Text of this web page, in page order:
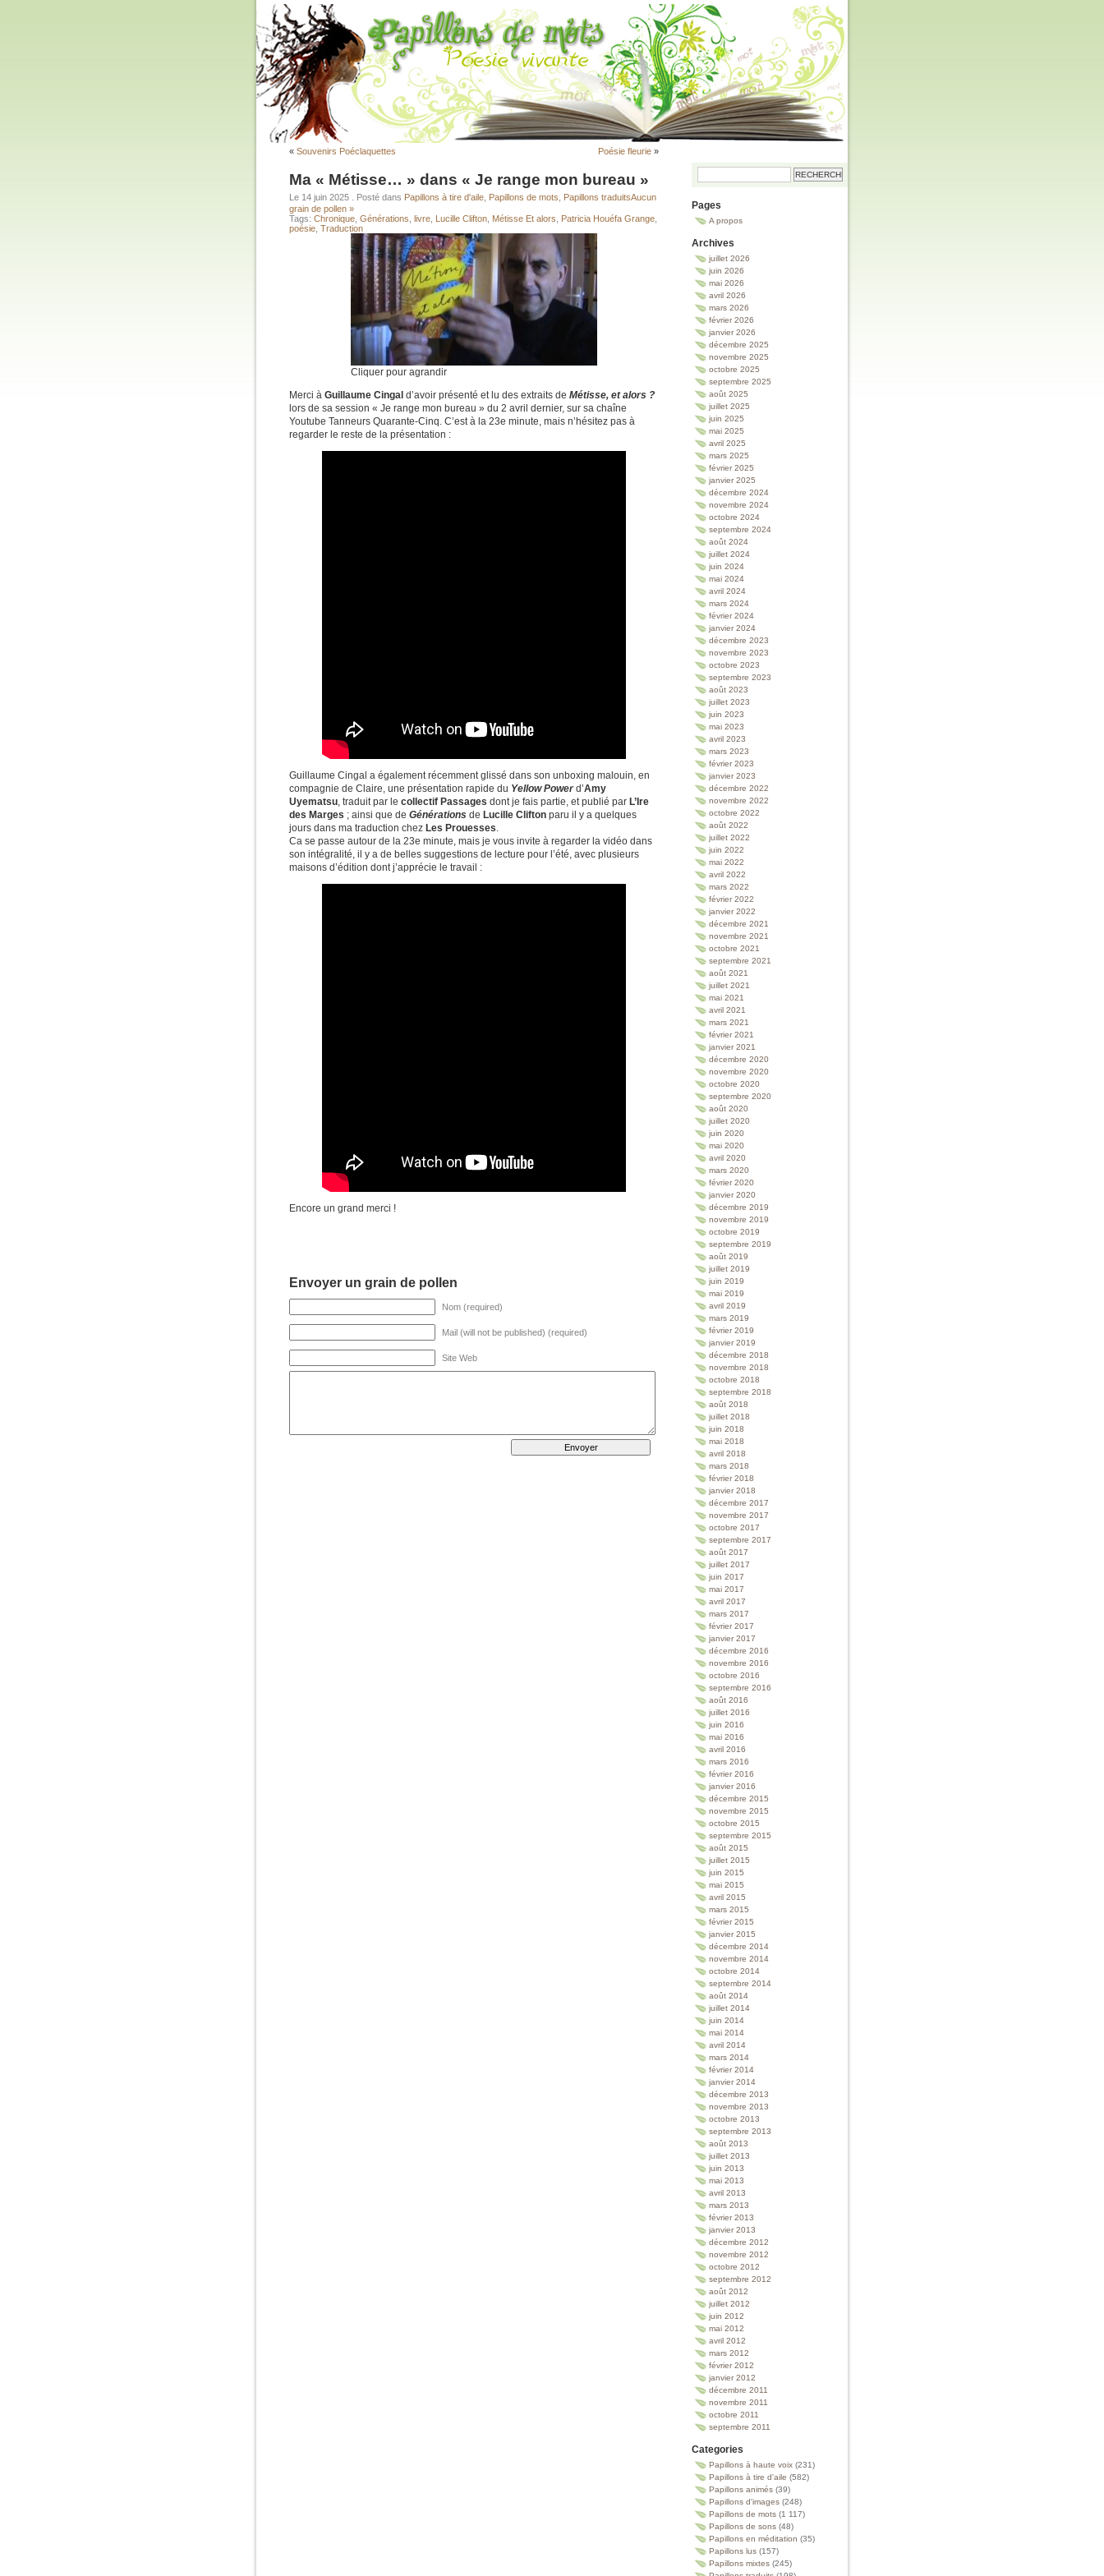
« Souvenirs Poéclaquettes Poésie fleurie »
Ma « Métisse… » dans « Je range mon bureau »
Le 14 juin 2025 . Posté dans Papillons à tire d'aile Papillons de mots Papillons traduitsAucun
grain de pollen »
Tags: Chronique Générations livre Lucille Clifton Métisse Et alors Patricia Houéfa Grange
poésie Traduction
Cliquer pour agrandir
Merci à Guillaume Cingal d’avoir présenté et lu des extraits de Métisse, et alors ?
lors de sa session « Je range mon bureau » du 2 avril dernier, sur sa chaîne
Youtube Tanneurs Quarante-Cinq. C’est à la 23e minute, mais n’hésitez pas à
regarder le reste de la présentation :
Guillaume Cingal a également récemment glissé dans son unboxing malouin, en
compagnie de Claire, une présentation rapide du Yellow Powerd’Amy
Uyematsu, traduit par le collectif Passages dont je fais partie, et publié par L’Ire
des Marges ; ainsi que de Générations de Lucille Clifton paru il y a quelques
jours dans ma traduction chez Les Prouesses.
Ca se passe autour de la 23e minute, mais je vous invite à regarder la vidéo dans
son intégralité, il y a de belles suggestions de lecture pour l’été, avec plusieurs
maisons d’édition dont j’apprécie le travail :
Encore un grand merci !
Envoyer un grain de pollen
Nom (required)
Mail (will not be published) (required)
Site Web
Pages
A propos
Archives
juillet 2026
juin 2026
mai 2026
avril 2026
mars 2026
février 2026
janvier 2026
décembre 2025
novembre 2025
octobre 2025
septembre 2025
août 2025
juillet 2025
juin 2025
mai 2025
avril 2025
mars 2025
février 2025
janvier 2025
décembre 2024
novembre 2024
octobre 2024
septembre 2024
août 2024
juillet 2024
juin 2024
mai 2024
avril 2024
mars 2024
février 2024
janvier 2024
décembre 2023
novembre 2023
octobre 2023
septembre 2023
août 2023
juillet 2023
juin 2023
mai 2023
avril 2023
mars 2023
février 2023
janvier 2023
décembre 2022
novembre 2022
octobre 2022
août 2022
juillet 2022
juin 2022
mai 2022
avril 2022
mars 2022
février 2022
janvier 2022
décembre 2021
novembre 2021
octobre 2021
septembre 2021
août 2021
juillet 2021
mai 2021
avril 2021
mars 2021
février 2021
janvier 2021
décembre 2020
novembre 2020
octobre 2020
septembre 2020
août 2020
juillet 2020
juin 2020
mai 2020
avril 2020
mars 2020
février 2020
janvier 2020
décembre 2019
novembre 2019
octobre 2019
septembre 2019
août 2019
juillet 2019
juin 2019
mai 2019
avril 2019
mars 2019
février 2019
janvier 2019
décembre 2018
novembre 2018
octobre 2018
septembre 2018
août 2018
juillet 2018
juin 2018
mai 2018
avril 2018
mars 2018
février 2018
janvier 2018
décembre 2017
novembre 2017
octobre 2017
septembre 2017
août 2017
juillet 2017
juin 2017
mai 2017
avril 2017
mars 2017
février 2017
janvier 2017
décembre 2016
novembre 2016
octobre 2016
septembre 2016
août 2016
juillet 2016
juin 2016
mai 2016
avril 2016
mars 2016
février 2016
janvier 2016
décembre 2015
novembre 2015
octobre 2015
septembre 2015
août 2015
juillet 2015
juin 2015
mai 2015
avril 2015
mars 2015
février 2015
janvier 2015
décembre 2014
novembre 2014
octobre 2014
septembre 2014
août 2014
juillet 2014
juin 2014
mai 2014
avril 2014
mars 2014
février 2014
janvier 2014
décembre 2013
novembre 2013
octobre 2013
septembre 2013
août 2013
juillet 2013
juin 2013
mai 2013
avril 2013
mars 2013
février 2013
janvier 2013
décembre 2012
novembre 2012
octobre 2012
septembre 2012
août 2012
juillet 2012
juin 2012
mai 2012
avril 2012
mars 2012
février 2012
janvier 2012
décembre 2011
novembre 2011
octobre 2011
septembre 2011
Categories
Papillons à haute voix (231)
Papillons à tire d'aile (582)
Papillons animés (39)
Papillons d'images (248)
Papillons de mots (1 117)
Papillons de sons (48)
Papillons en méditation (35)
Papillons lus (157)
Papillons mixtes (245)